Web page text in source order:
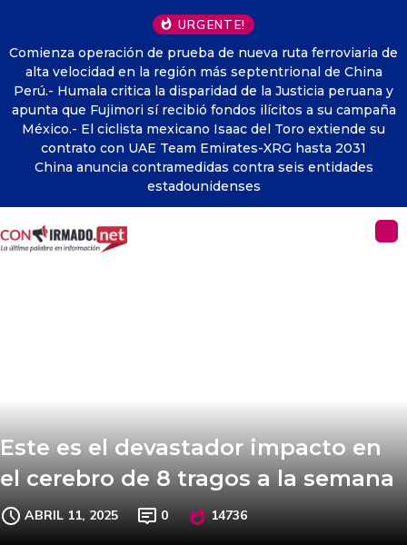
URGENTE!
Comienza operación de prueba de nueva ruta ferroviaria de
alta velocidad en la región más septentrional de China
Perú.- Humala critica la disparidad de la Justicia peruana y
apunta que Fujimori sí recibió fondos ilícitos a su campaña
México.- El ciclista mexicano Isaac del Toro extiende su
contrato con UAE Team Emirates-XRG hasta 2031
China anuncia contramedidas contra seis entidades
estadounidenses
Este es el devastador impacto en
el cerebro de 8 tragos a la semana
ABRIL 11, 2025 0 14736